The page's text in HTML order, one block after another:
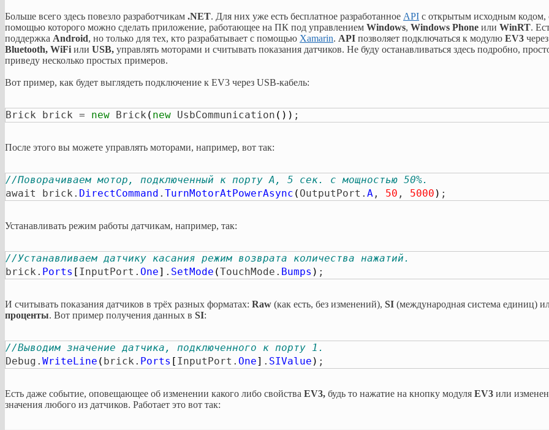
Больше всего здесь повезло разработчикам .NET. Для них уже есть бесплатное разработанное API с открытым исходным кодом,
помощью которого можно сделать приложение, работающее на ПК под управлением Windows, Windows Phone или WinRT.
поддержка Android, но только для тех, кто разрабатывает с помощью Xamarin. API позволяет подключаться к модулю EV3 через
Bluetooth, WiFi или USB, управлять моторами и считывать показания датчиков. Не буду останавливаться здесь подробно,
приведу несколько простых примеров.
Вот пример, как будет выглядеть подключение к EV3 через USB-кабель:
Brick brick = new Brick ( new UsbCommunication ( ) ) ;
После этого вы можете управлять моторами, например, вот так:
//Поворачиваем мотор, подключенный к порту A, 5 сек. с мощностью 50%.
await brick. DirectCommand . TurnMotorAtPowerAsync ( OutputPort. A , 50 , 5000 ) ;
Устанавливать режим работы датчикам, например, так:
//Устанавливаем датчику касания режим возврата количества нажатий.
brick. Ports [ InputPort. One] . SetMode (TouchMode. Bumps ) ;
И считывать показания датчиков в трёх разных форматах: Raw (как есть, без изменений), SI (международная система единиц)
проценты. Вот пример получения данных в SI:
//Выводим значение датчика, подключенного к порту 1.
Debug. WriteLine ( brick. Ports [ InputPort. One] . SIValue ) ;
Есть даже событие, оповещающее об изменении какого либо свойства EV3, будь то нажатие на кнопку модуля EV3 или
значения любого из датчиков. Работает это вот так: